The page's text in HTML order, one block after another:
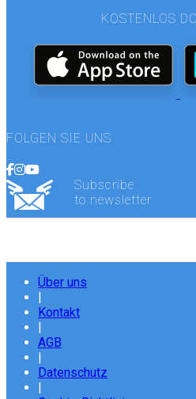
KOSTENLOS
FOLGEN SIE UNS
Subscribe
to newsletter
Über uns
Kontakt
AGB
Datenschutz